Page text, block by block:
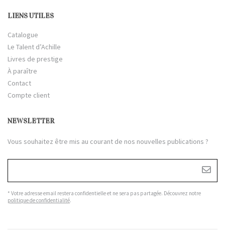
LIENS UTILES
Catalogue
Le Talent d’Achille
Livres de prestige
À paraître
Contact
Compte client
NEWSLETTER
Vous souhaitez être mis au courant de nos nouvelles publications ?
* Votre adresse email restera confidentielle et ne sera pas partagée. Découvrez notre
politique de confidentialité.